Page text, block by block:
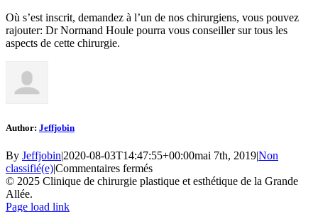
Où s’est inscrit, demandez à l’un de nos chirurgiens, vous pouvez
rajouter: Dr Normand Houle pourra vous conseiller sur tous les
aspects de cette chirurgie.
Author: Jeffjobin
By Jeffjobin|2020-08-03T14:47:55+00:00mai 7th, 2019|Non
classifié(e)|Commentaires ferméssur
© 2025 Clinique de chirurgie plastique et esthétique de la Grande
Allée.
Facebook
LinkedIn
Instagram
Page load link